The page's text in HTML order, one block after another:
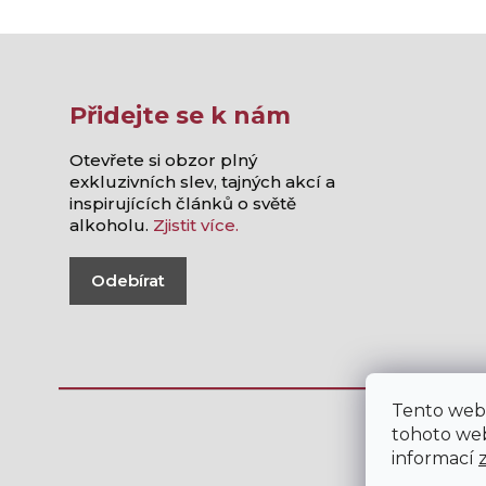
Tento
tohoto
informací
Přidejte se k nám
Otevřete si obzor plný
exkluzivních slev, tajných akcí a
inspirujících článků o světě
alkoholu. Zjistit více.
Odebírat